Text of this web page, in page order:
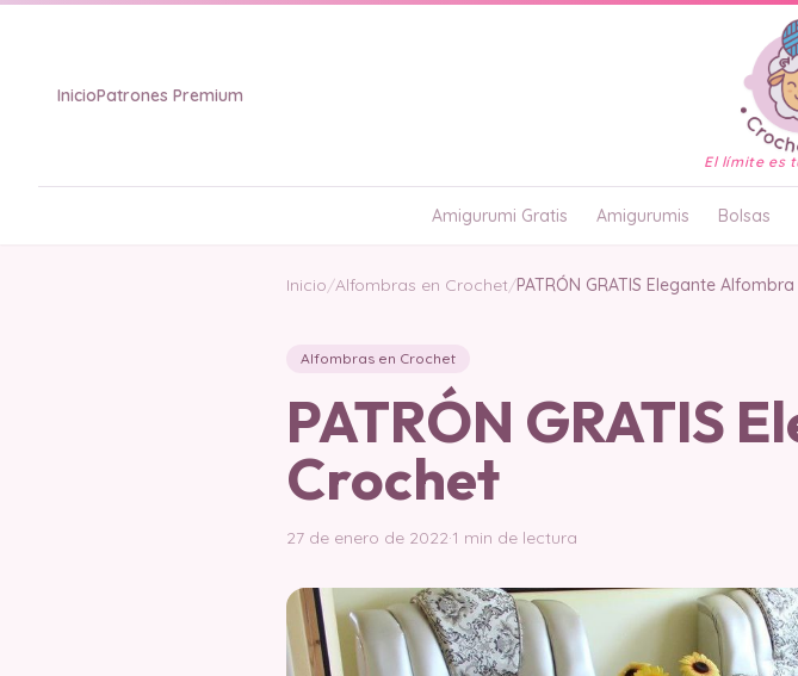
InicioPatrones Premium
El límite es
Amigurumi Gratis Amigurumis Bolsas
Inicio/Alfombras en Crochet/PATRÓN GRATIS Elegante
Alfombras en Crochet
PATRÓN GRATIS
Crochet
27 de enero de 2022·1 min de lectura